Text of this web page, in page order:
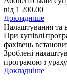
від 1 200.00
Докладніше
Налаштування та
При купівлі
фахівець
Зроблені
програмою з
Докладніше